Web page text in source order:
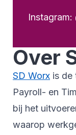
Over
SD Worx is de
Payroll- en
bij het
waarop